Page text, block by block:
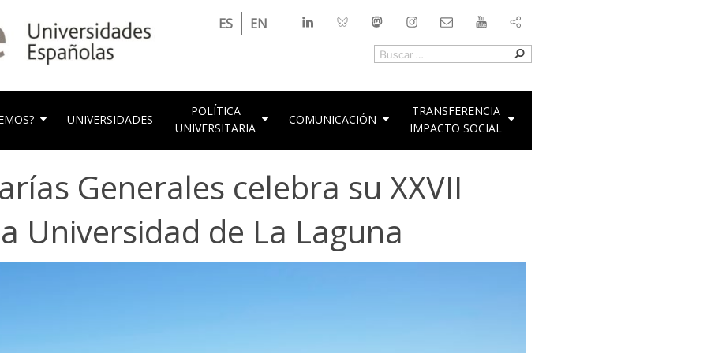
ES EN LinkedInBlueskyMastodonInstagramContactoYouTube
Buscar
Buscar
Universidades Españolas
UNIVERSIDADES
POLÍTICA
UNIVERSITARIA
COMUNICACIÓN
TRANSFERENCIA
IMPACTO SOCIAL
Generales celebra su XXVII
Universidad de La Laguna